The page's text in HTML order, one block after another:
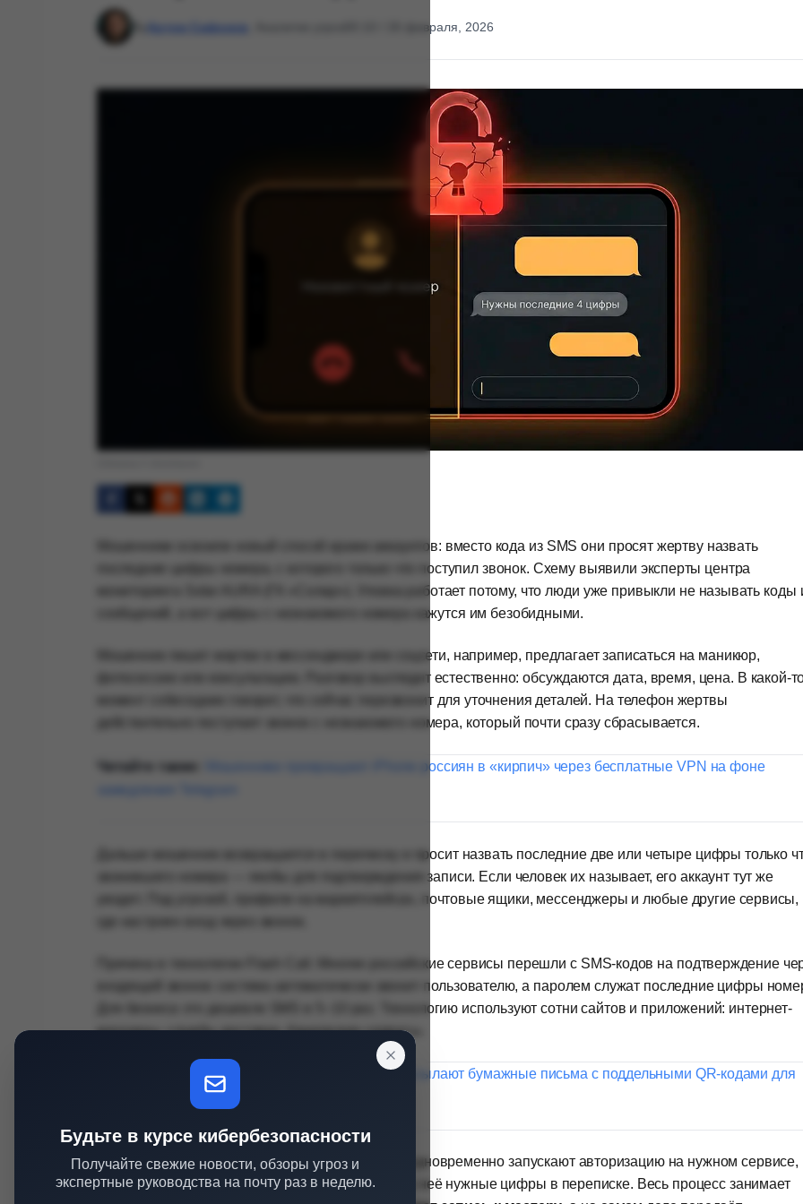
Артем Сафонов 00:10 / 26 февраля, 2026
Мошенники освоили новый способ кражи аккаунтов: вместо кода из SMS они просят жертву назвать
последние цифры номера, с которого только что поступил звонок. Схему выявили эксперты центра
мониторинга Solar AURA (ГК «Солар»). Уловка работает потому, что люди уже привыкли не называть коды
сообщений, а вот цифры с незнакомого номера кажутся им безобидными.
Мошенник пишет жертве в мессенджере или соцсети, например, предлагает записаться на маникюр,
фотосессию или консультацию. Разговор выглядит естественно: обсуждаются дата, время, цена. В какой-
момент собеседник говорит, что сейчас перезвонит для уточнения деталей. На телефон жертвы
действительно поступает звонок с незнакомого номера, который почти сразу сбрасывается.
Читайте также:
Мошенники превращают iPhone россиян в «кирпич» через бесплатные VPN на фоне
Дальше мошенник возвращается в переписку и просит назвать последние две или четыре цифры только
звонившего номера — якобы для подтверждения записи. Если человек их называет, его аккаунт тут же
уводят. Под угрозой, профили на маркетплейсах, почтовые ящики, мессенджеры и любые другие сервисы,
Причина в технологии Flash Call. Многие российские сервисы перешли с SMS-кодов на подтверждение
входящий звонок: система автоматически звонит пользователю, а паролем служат последние цифры
Для бизнеса это дешевле SMS в 5–10 раз. Технологию используют сотни сайтов и приложений: интернет-
магазины, службы доставки, банковские сервисы.
Владельцам Trezor и Ledger рассылают бумажные письма с поддельными QR-кодами для
кражи криптовалюты
Мошенники научились этим пользоваться. Они одновременно запускают авторизацию на нужном сервисе,
указывая номер жертвы, и тут же выманивают у неё нужные цифры в переписке. Весь процесс занимает
Будьте в курсе кибербезопасности
Получайте свежие новости, обзоры угроз и
экспертные руководства на почту раз в неделю.